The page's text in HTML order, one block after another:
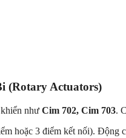
(Rotary Actuators)
như Cim 702, Cim 703.
hoặc 3 điểm kết nối). Động